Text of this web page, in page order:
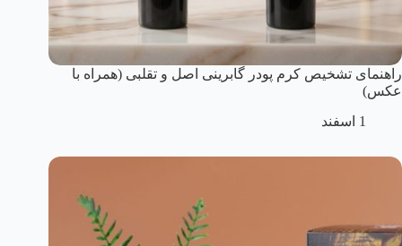
راهنمای تشخیص کرم پودر گابرینی اصل و تقلبی (همراه با
عکس)
1 اسفند